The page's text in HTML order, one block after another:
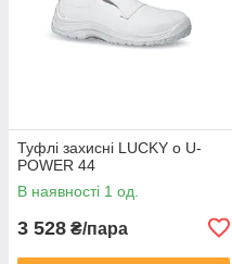
Туфлі захисні LUCKY o U-
POWER 44
В наявності 1 од.
3 528 ₴/пара